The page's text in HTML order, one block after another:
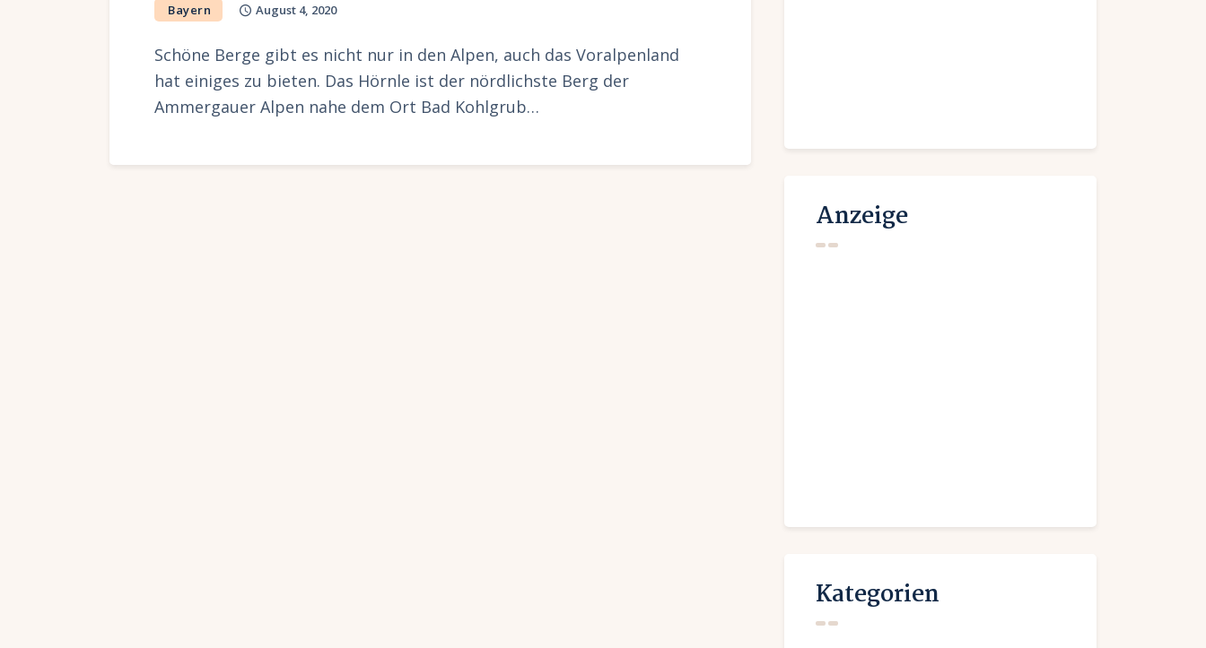
Bayern August 4, 2020
Schöne Berge gibt es nicht nur in den Alpen, auch das Voralpenland
hat einiges zu bieten. Das Hörnle ist der nördlichste Berg der
Ammergauer Alpen nahe dem Ort Bad Kohlgrub…
Anzeige
Kategorien